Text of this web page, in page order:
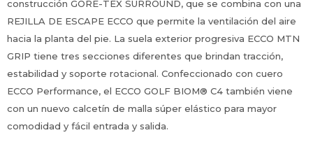
construcción GORE-TEX SURROUND, que se combina con una
REJILLA DE ESCAPE ECCO que permite la ventilación del aire
hacia la planta del pie. La suela exterior progresiva ECCO MTN
GRIP tiene tres secciones diferentes que brindan tracción,
estabilidad y soporte rotacional. Confeccionado con cuero
ECCO Performance, el ECCO GOLF BIOM® C4 también viene
con un nuevo calcetín de malla súper elástico para mayor
comodidad y fácil entrada y salida.